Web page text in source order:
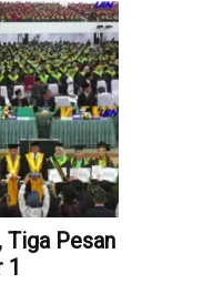
Tiga Pesan
1